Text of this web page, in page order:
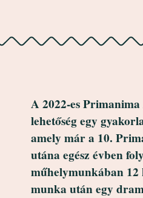
A 2022-es
lehetőség egy
amely már a 10.
utána egész évben
műhelymunkában 12
munka után egy